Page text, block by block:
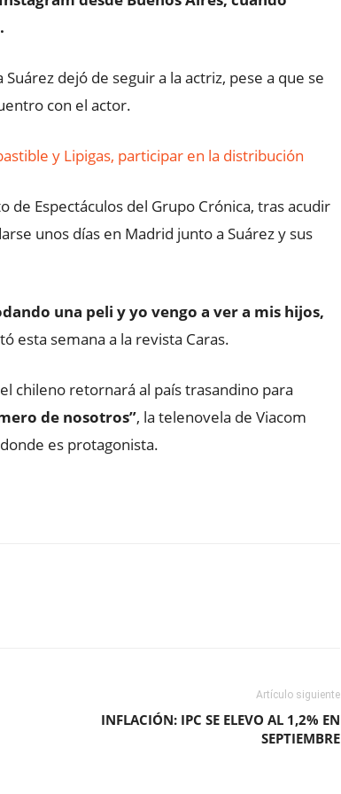
dejó de seguir a la actriz, pese a que se
con el actor.
y Lipigas, participar en la distribución
de Espectáculos del Grupo Crónica, tras acudir
unos días en Madrid junto a Suárez y sus
una peli y yo vengo a ver a mis hijos,
esta semana a la revista Caras.
chileno retornará al país trasandino para
de nosotros”, la telenovela de Viacom
es protagonista.
Artículo siguiente
INFLACIÓN: IPC SE ELEVO AL 1,2% EN
SEPTIEMBRE